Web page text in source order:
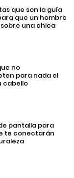
que son la guía
que un hombre
una chica
no
para nada el
cabello
pantalla para
te conectarán